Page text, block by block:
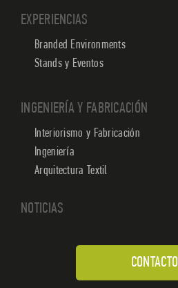
EXPERIENCIAS
Branded Environments
Stands y Eventos
INGENIERÍA Y FABRICACIÓN
Interiorismo y Fabricación
Ingeniería
Arquitectura Textil
NOTICIAS
CONTACTO